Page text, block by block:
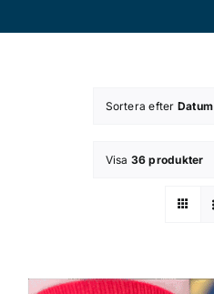
Sortera efter Datum
Visa 36 produkter